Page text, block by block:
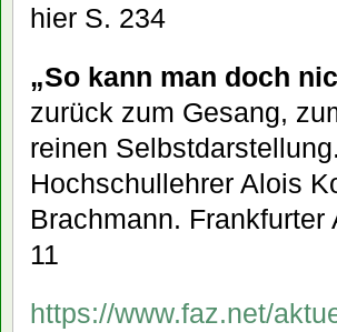
hier S. 234
„So kann man doch
zurück zum Gesang,
reinen
Hochschullehrer Alois
Brachmann.
11
https://www.faz.net/